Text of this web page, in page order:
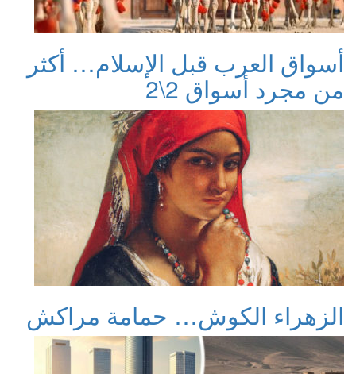
أسواق العرب قبل الإسلام… أكثر
من مجرد أسواق 2\2
الزهراء الكوش… حمامة مراكش